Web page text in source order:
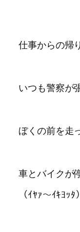
仕事からの帰
いつも警察が
ぼくの前を走
車とバイクが
（ｲﾔｧ～ｲｷﾖｯﾀ）